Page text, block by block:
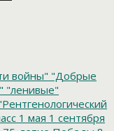
войны" "Добрые
"ленивые"
1 мая 1 сентября